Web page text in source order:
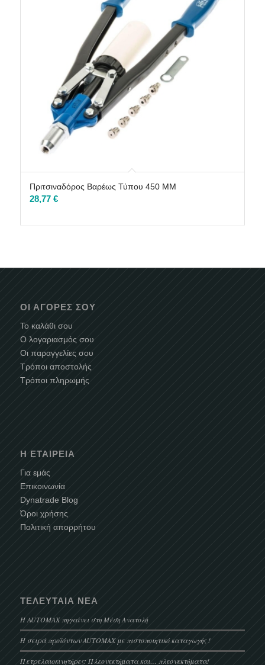
Πριτσιναδόρος Βαρέως Τύπου 450 MM
28,77 €
ΟΙ ΑΓΟΡΈΣ ΣΟΥ
Το καλάθι σου
Ο λογαριασμός σου
Οι παραγγελίες σου
Τρόποι αποστολής
Τρόποι πληρωμής
Η ΕΤΑΙΡΕΊΑ
Για εμάς
Επικοινωνία
Dynatrade Blog
Όροι χρήσης
Πολιτική απορρήτου
ΤΕΛΕΥΤΑΊΑ ΝΈΑ
Η AUTOMAX πηγαίνει στη Μέση Ανατολή
Η σειρά προϊόντων AUTOMAX με πιστοποιητικό καταγωγής !
Πετρελαιοκινητήρες: Πλεονεκτήματα και… πλεονεκτήματα!